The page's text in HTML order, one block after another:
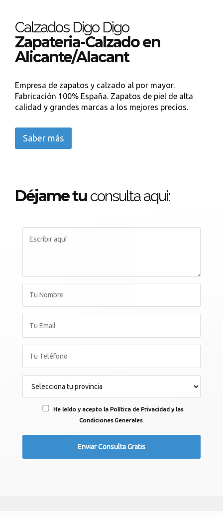
Calzados Digo Digo
Zapateria-Calzado en
Alicante/Alacant
Empresa de zapatos y calzado al por mayor.
Fabricación 100% España. Zapatos de piel de alta
calidad y grandes marcas a los mejores precios.
Saber más
Déjame tu consulta aqui:
He leído y acepto la Política de Privacidad y las
Condiciones Generales.